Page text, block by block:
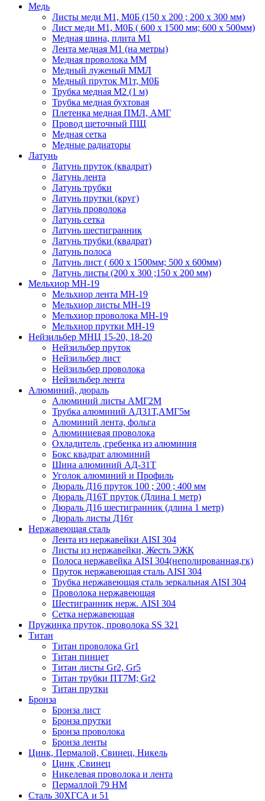
Медь
Листы меди М1, М0Б (150 х 200 ; 200 х 300 мм)
Лист меди М1, М0Б ( 600 х 1500 мм; 600 х 500мм)
Медная шина, плита М1
Лента медная М1 (на метры)
Медная проволока ММ
Медный луженый ММЛ
Медный пруток М1т, М0Б
Трубка медная М2 (1 м)
Трубка медная бухтовая
Плетенка медная ПМЛ, АМГ
Провод щеточный ПЩ
Медная сетка
Медные радиаторы
Латунь
Латунь пруток (квадрат)
Латунь лента
Латунь трубки
Латунь прутки (круг)
Латунь проволока
Латунь сетка
Латунь шестигранник
Латунь трубки (квадрат)
Латунь полоса
Латунь лист ( 600 х 1500мм; 500 х 600мм)
Латунь листы (200 х 300 ;150 х 200 мм)
Мельхиор МН-19
Мельхиор лента МН-19
Мельхиор листы МН-19
Мельхиор проволока МН-19
Мельхиор прутки МН-19
Нейзильбер МНЦ 15-20, 18-20
Нейзильбер пруток
Нейзильбер лист
Нейзильбер проволока
Нейзильбер лента
Алюминий, дюраль
Алюминий листы АМГ2М
Трубка алюминий АД31Т,АМГ5м
Алюминий лента, фольга
Алюминиевая проволока
Охладитель ,гребенка из алюминия
Бокс квадрат алюминий
Шина алюминий АД-31Т
Уголок алюминий и Профиль
Дюраль Д16 пруток 100 ; 200 ; 400 мм
Дюраль Д16Т пруток (Длина 1 метр)
Дюраль Д16 шестигранник (длина 1 метр)
Дюраль листы Д16т
Нержавеющая сталь
Лента из нержавейки AISI 304
Листы из нержавейки, Жесть ЭЖК
Полоса нержавейка АISI 304(неполированная,гк)
Пруток нержавеющая сталь AISI 304
Трубка нержавеющая сталь зеркальная AISI 304
Проволока нержавеющая
Шестигранник нерж. AISI 304
Сетка нержавеющая
Пружинка пруток, проволока SS 321
Титан
Титан проволока Gr1
Титан пинцет
Титан листы Gr2, Gr5
Титан трубки ПТ7М; Gr2
Титан прутки
Бронза
Бронза лист
Бронза прутки
Бронза проволока
Бронза ленты
Цинк, Пермалой, Свинец, Никель
Цинк ,Свинец
Никелевая проволока и лента
Пермаллой 79 НМ
Сталь 30ХГСА и 51